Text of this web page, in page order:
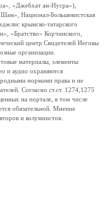
«Джебхат ан-Нусра»),
Национал-Большевистская
крымско-татарского
«Братство» Корчинского,
центр Свидетелей Иеговы
организации.
материалы, элементы
и аудио охраняются
нормами права и не
Согласно ст.ст. 1274,1275
на портале, в том числе
обязательной. Мнение
и колумнистов.